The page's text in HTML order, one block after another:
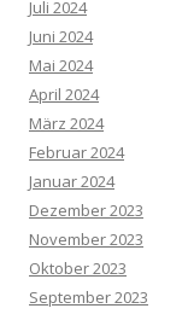
Juli 2024
Juni 2024
Mai 2024
April 2024
März 2024
Februar 2024
Januar 2024
Dezember 2023
November 2023
Oktober 2023
September 2023